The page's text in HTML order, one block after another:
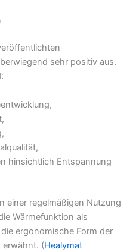
sehr positiv aus.
hinsichtlich Entspannung
einer regelmäßigen Nutzung
Wärmefunktion als
ergonomische Form der
(Healymat